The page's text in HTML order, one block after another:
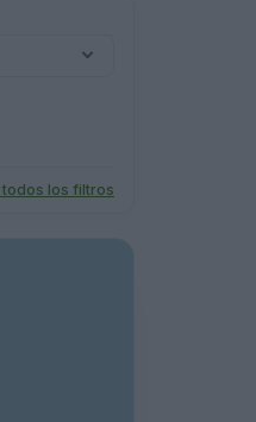
todos los filtros